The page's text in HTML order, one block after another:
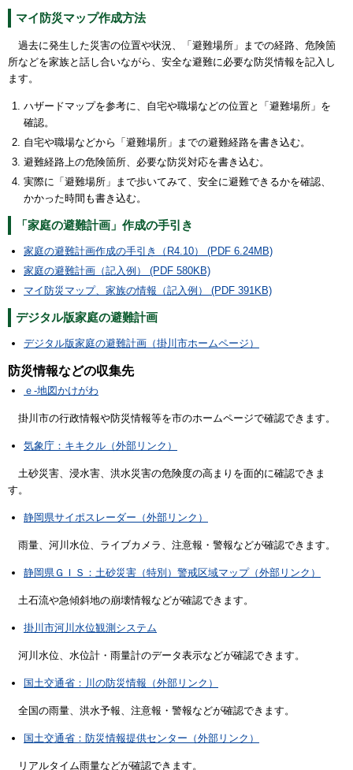
マイ防災マップ作成方法
過去に発生した災害の位置や状況、「避難場所」までの経路、危険箇
所などを家族と話し合いながら、安全な避難に必要な防災情報を記入し
ます。
ハザードマップを参考に、自宅や職場などの位置と「避難場所」を
確認。
自宅や職場などから「避難場所」までの避難経路を書き込む。
避難経路上の危険箇所、必要な防災対応を書き込む。
実際に「避難場所」まで歩いてみて、安全に避難できるかを確認、
かかった時間も書き込む。
「家庭の避難計画」作成の手引き
家庭の避難計画作成の手引き（R4.10） (PDF 6.24MB)
家庭の避難計画（記入例） (PDF 580KB)
マイ防災マップ、家族の情報（記入例） (PDF 391KB)
デジタル版家庭の避難計画
デジタル版家庭の避難計画（掛川市ホームページ）
防災情報などの収集先
ｅ-地図かけがわ
掛川市の行政情報や防災情報等を市のホームページで確認できます。
気象庁：キキクル（外部リンク）
土砂災害、浸水害、洪水災害の危険度の高まりを面的に確認できま
す。
静岡県サイポスレーダー（外部リンク）
雨量、河川水位、ライブカメラ、注意報・警報などが確認できます。
静岡県ＧＩＳ：土砂災害（特別）警戒区域マップ（外部リンク）
土石流や急傾斜地の崩壊情報などが確認できます。
掛川市河川水位観測システム
河川水位、水位計・雨量計のデータ表示などが確認できます。
国土交通省：川の防災情報（外部リンク）
全国の雨量、洪水予報、注意報・警報などが確認できます。
国土交通省：防災情報提供センター（外部リンク）
リアルタイム雨量などが確認できます。